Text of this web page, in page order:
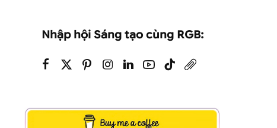
Nhập hội Sáng tạo cùng RGB: